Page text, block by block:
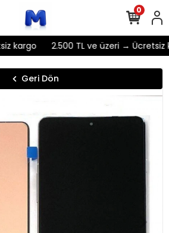
kargo 2.500 TL ve üzeri → Ücretsiz
0
Geri Dön